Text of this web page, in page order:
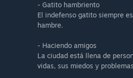
- Gatito hambriento
El indefenso gatito siempre
hambre.
- Haciendo amigos
La ciudad está llena de
vidas, sus miedos y